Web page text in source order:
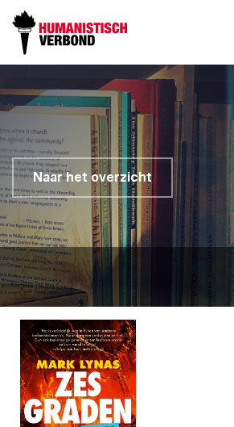
Naar het overzicht